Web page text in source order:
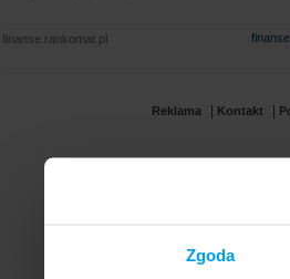
Zgoda
finanse.rankomat.pl
Reklama Kontakt